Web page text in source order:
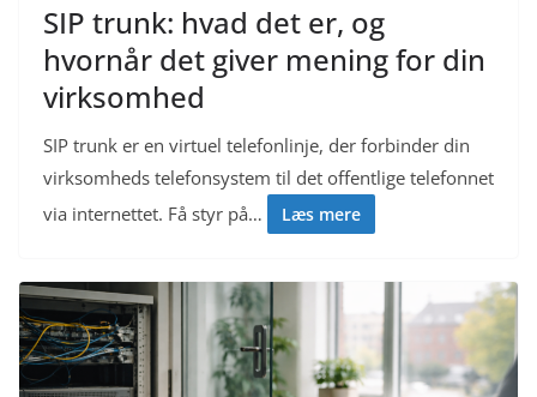
SIP trunk: hvad det er, og
hvornår det giver mening for din
virksomhed
SIP trunk er en virtuel telefonlinje, der forbinder din
virksomheds telefonsystem til det offentlige telefonnet
via internettet. Få styr på…
Læs mere